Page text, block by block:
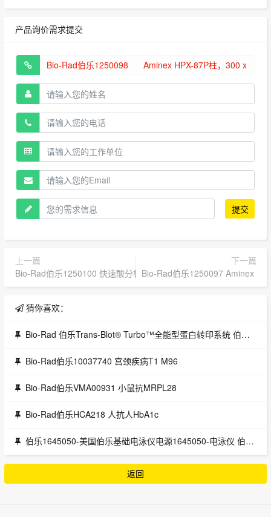
产品询价需求提交
提交
上一篇
Bio-Rad伯乐1250100 快速酸分析柱，100 x 7.8mm
下一篇
Bio-Rad伯乐1250097 Aminex
猜你喜欢：
Bio-Rad 伯乐Trans-Blot® Turbo™全能型蛋白转印系统 伯乐代理
Bio-Rad伯乐10037740 宫颈疾病T1 M96
Bio-Rad伯乐VMA00931 小鼠抗MRPL28
Bio-Rad伯乐HCA218 人抗人HbA1c
伯乐1645050-美国伯乐基础电泳仪电源1645050-电泳仪 伯乐代理
返回